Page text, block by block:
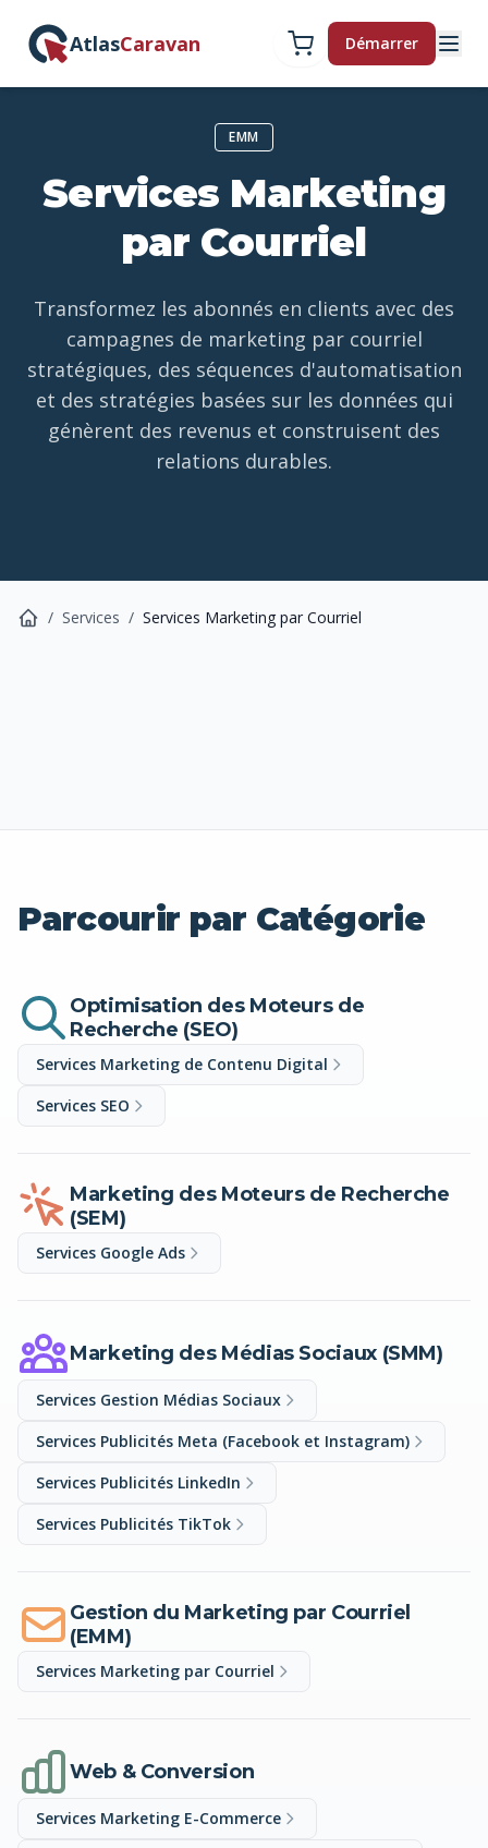
AtlasCaravan Démarrer
EMM
Services Marketing
par Courriel
Transformez les abonnés en clients avec des
campagnes de marketing par courriel
stratégiques, des séquences d'automatisation
et des stratégies basées sur les données qui
génèrent des revenus et construisent des
relations durables.
/ Services / Services Marketing par Courriel
Parcourir par Catégorie
Optimisation des Moteurs de
Recherche (SEO)
Services Marketing de Contenu Digital
Services SEO
Marketing des Moteurs de Recherche
(SEM)
Services Google Ads
Marketing des Médias Sociaux (SMM)
Services Gestion Médias Sociaux
Services Publicités Meta (Facebook et Instagram)
Services Publicités LinkedIn
Services Publicités TikTok
Gestion du Marketing par Courriel
(EMM)
Services Marketing par Courriel
Web & Conversion
Services Marketing E-Commerce